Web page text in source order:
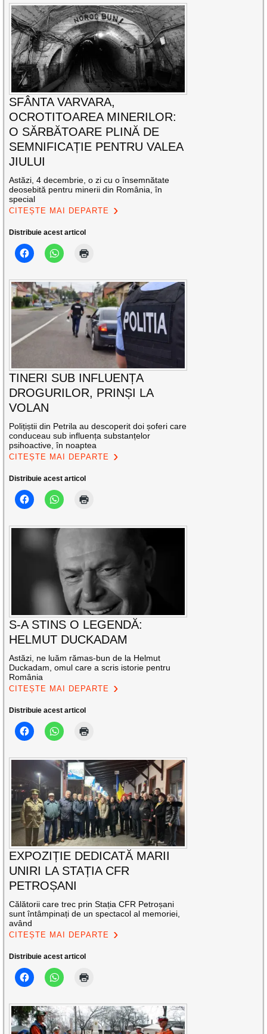
SFÂNTA VARVARA,
OCROTITOAREA MINERILOR:
O SĂRBĂTOARE PLINĂ DE
SEMNIFICAȚIE PENTRU VALEA
JIULUI
Astăzi, 4 decembrie, o zi cu o însemnătate
deosebită pentru minerii din România, în
special
CITEȘTE MAI DEPARTE
Distribuie acest articol
TINERI SUB INFLUENȚA
DROGURILOR, PRINȘI LA
VOLAN
Polițiștii din Petrila au descoperit doi șoferi care
conduceau sub influența substanțelor
psihoactive, în noaptea
CITEȘTE MAI DEPARTE
Distribuie acest articol
S-A STINS O LEGENDĂ:
HELMUT DUCKADAM
Astăzi, ne luăm rămas-bun de la Helmut
Duckadam, omul care a scris istorie pentru
România
CITEȘTE MAI DEPARTE
Distribuie acest articol
EXPOZIȚIE DEDICATĂ MARII
UNIRI LA STAȚIA CFR
PETROȘANI
Călătorii care trec prin Stația CFR Petroșani
sunt întâmpinați de un spectacol al memoriei,
având
CITEȘTE MAI DEPARTE
Distribuie acest articol